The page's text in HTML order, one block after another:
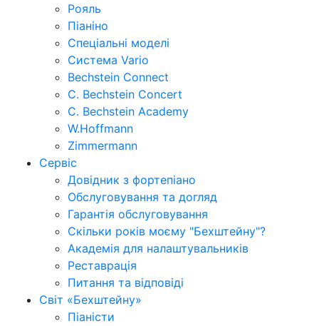
Рояль
Піаніно
Спеціальні моделі
Система Vario
Bechstein Connect
C. Bechstein Concert
C. Bechstein Academy
W.Hoffmann
Zimmermann
Сервіс
Довідник з фортепіано
Обслуговування та догляд
Гарантія обслуговування
Скільки років моєму "Бехштейну"?
Академія для налаштувальників
Реставрація
Питання та відповіді
Світ «Бехштейну»
Піаністи